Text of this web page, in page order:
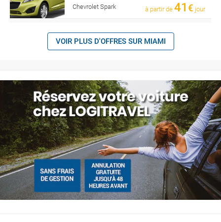
Chevrolet Spark à partir de 41 € jour
VOIR PLUS D'OFFRES SUR MIAMI